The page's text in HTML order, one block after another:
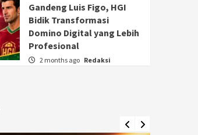
Gandeng Luis Figo, HGI
Bidik Transformasi
Domino Digital yang Lebih
Profesional
2 months ago Redaksi